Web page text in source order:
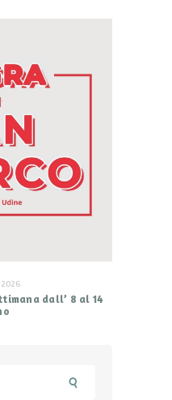
2026
dall’ 8 al 14